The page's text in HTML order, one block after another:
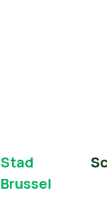
Stad
Brussel